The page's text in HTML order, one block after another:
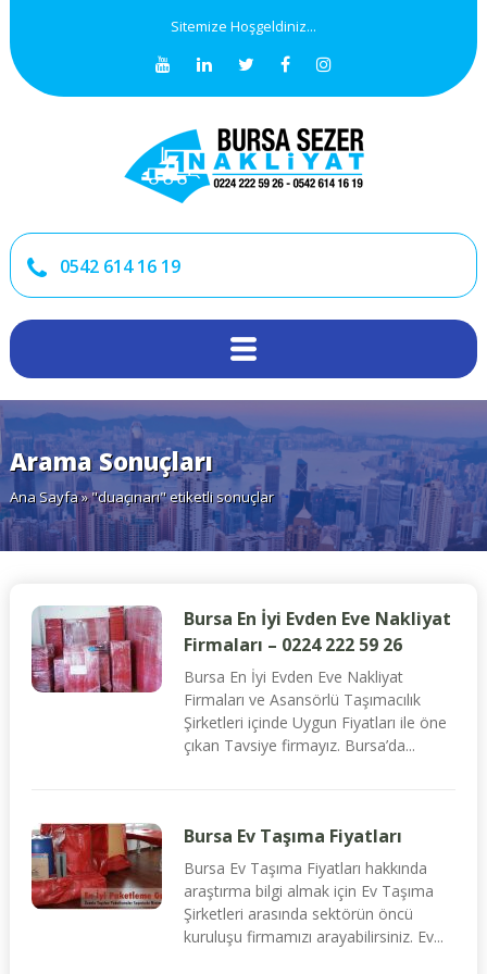
Sitemize Hoşgeldiniz...
0542 614 16 19
Arama Sonuçları
Ana Sayfa» "duaçınarı" etiketli sonuçlar
Bursa En İyi Evden Eve Nakliyat
Firmaları – 0224 222 59 26
Bursa En İyi Evden Eve Nakliyat
Firmaları ve Asansörlü Taşımacılık
Şirketleri içinde Uygun Fiyatları ile öne
çıkan Tavsiye firmayız. Bursa’da...
Bursa Ev Taşıma Fiyatları
Bursa Ev Taşıma Fiyatları hakkında
araştırma bilgi almak için Ev Taşıma
Şirketleri arasında sektörün öncü
kuruluşu firmamızı arayabilirsiniz. Ev...